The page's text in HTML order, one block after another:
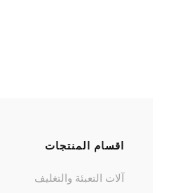
اقسام المنتجات
آلات التعبئة والتغليف